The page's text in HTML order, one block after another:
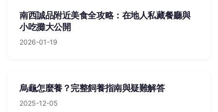
南西誠品附近美食全攻略：在地人私藏餐廳與
小吃攤大公開
2026-01-19
烏龜怎麼養？完整飼養指南與疑難解答
2025-12-05